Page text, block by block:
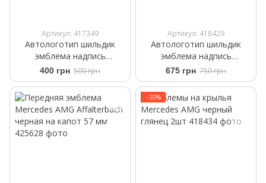
Артикул: 417349
Автологотип шильдик
эмблема надпись
Mercedes Hybrid 2017-2025
черный глянец 133мм
400 грн 500 грн
Артикул: 418429
Автологотип шильдик
эмблема надпись
Mercedes Turbo 4Matic
Black Red комплект 2шт
675 грн 750 грн
−20%